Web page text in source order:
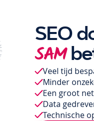
SEO
SAM
Veel tijd
Minder
Een groot
Data
Technische